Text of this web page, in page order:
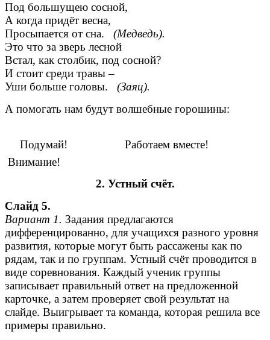
Под большущею сосной,
А когда придёт весна,
Просыпается от сна. (Медведь).
Это что за зверь лесной
Встал, как столбик, под сосной?
И стоит среди травы –
Уши больше головы. (Заяц).
А помогать нам будут волшебные горошины:
Подумай! Работаем вместе!
Внимание!
2. Устный счёт.
Слайд 5.
Вариант 1. Задания предлагаются
дифференцированно, для учащихся разного уровня
развития, которые могут быть рассажены как по
рядам, так и по группам. Устный счёт проводится в
виде соревнования. Каждый ученик группы
записывает правильный ответ на предложенной
карточке, а затем проверяет свой результат на
слайде. Выигрывает та команда, которая решила все
примеры правильно.